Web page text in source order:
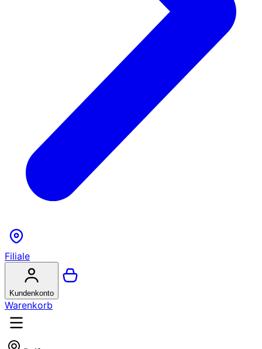
Filiale
Kundenkonto
Warenkorb